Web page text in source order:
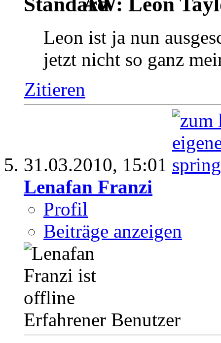
Leon ist ja nun
jetzt nicht so ganz
Zitieren
31.03.2010, 15:01
Lenafan Franzi
Profil
Beiträge anzeigen
Erfahrener Benutzer